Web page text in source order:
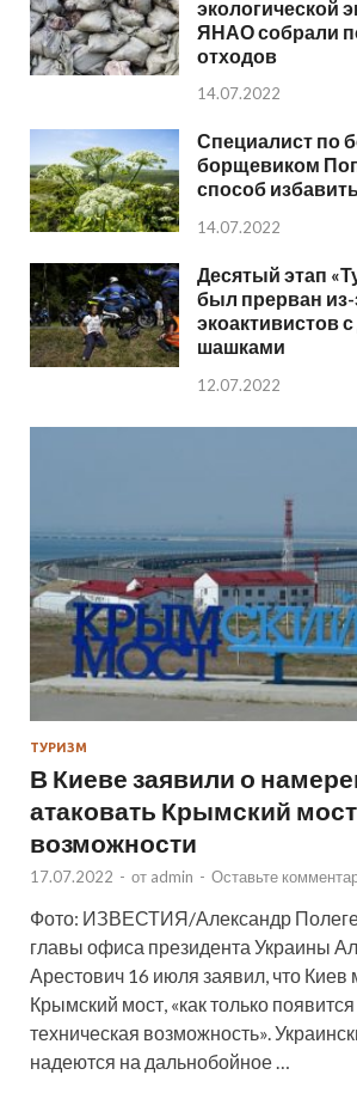
экологической
ЯНАО собрали
отходов
14.07.2022
Специалист по
борщевиком
способ
14.07.2022
Десятый этап
был прерван из-
экоактивистов
шашками
12.07.2022
ТУРИЗМ
В Киеве заявили о
атаковать Крымский
возможности
17.07.2022 - от admin - Оставьте
Фото: ИЗВЕСТИЯ/Александр
главы офиса президента Украины
Арестович 16 июля заявил, что Киев
Крымский мост, «как только
техническая возможность».
надеются на дальнобойное …